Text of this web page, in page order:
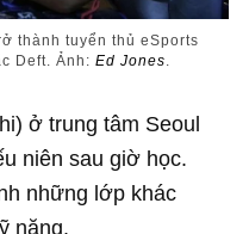
thành tuyển thủ eSports
Deft. Ảnh:Ed Jones.
ở trung tâm Seoul
niên sau giờ học.
những lớp khác
năng.